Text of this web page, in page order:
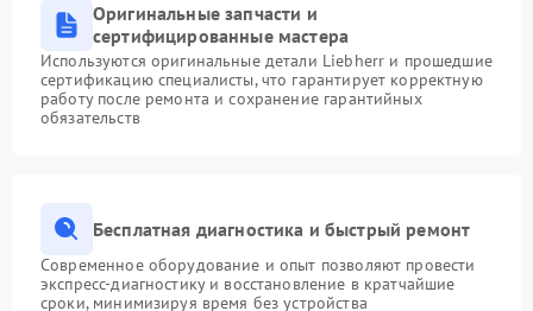
Оригинальные запчасти и
сертифицированные мастера
Используются оригинальные детали Liebherr и прошедшие
сертификацию специалисты, что гарантирует корректную
работу после ремонта и сохранение гарантийных
обязательств
Бесплатная диагностика и быстрый ремонт
Современное оборудование и опыт позволяют провести
экспресс-диагностику и восстановление в кратчайшие
сроки, минимизируя время без устройства